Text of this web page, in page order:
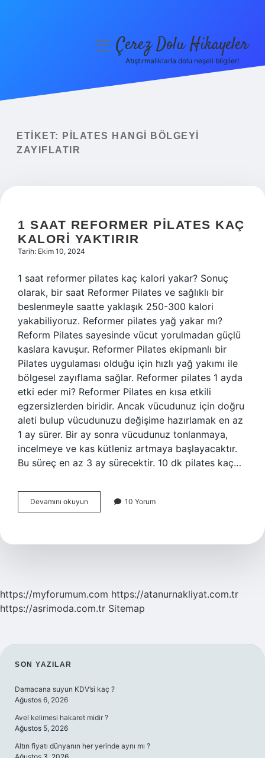
Yasal Uyarı
menüyüÇerez Dolu Hikayeler
Atıştırmalıklarla dolu neşeli bilgiler!
ETIKET:
PILATES HANGI BÖLGEYI
ZAYIFLATIR
1 SAAT REFORMER PILATES KAÇ
KALORI YAKTIRIR
Tarih: Ekim 10, 2024
1 saat reformer pilates kaç kalori yakar? Sonuç
olarak, bir saat Reformer Pilates ve sağlıklı bir
beslenmeyle saatte yaklaşık 250-300 kalori
yakabiliyoruz. Reformer pilates yağ yakar mı?
Reform Pilates sayesinde vücut yorulmadan güçlü
kaslara kavuşur. Reformer Pilates ekipmanlı bir
Pilates uygulaması olduğu için hızlı yağ yakımı ile
bölgesel zayıflama sağlar. Reformer pilates 1 ayda
etki eder mi? Reformer Pilates en kısa etkili
egzersizlerden biridir. Ancak vücudunuz için doğru
aleti bulup vücudunuzu değişime hazırlamak en az
1 ay sürer. Bir ay sonra vücudunuz tonlanmaya,
incelmeye ve kas kütleniz artmaya başlayacaktır.
Bu süreç en az 3 ay sürecektir. 10 dk pilates kaç…
Devamını okuyun
Saat
Kaç
10 Yorum
https://myforumum.com https://atanurnakliyat.com.tr
https://asrimoda.com.tr Sitemap
SIDEBAR
SON YAZILAR
Damacana suyun KDV’si kaç ?
Ağustos 6, 2026
Avel kelimesi hakaret midir ?
Ağustos 5, 2026
Altın fiyatı dünyanın her yerinde aynı mı ?